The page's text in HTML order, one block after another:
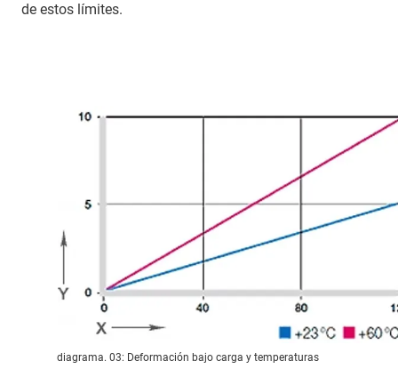
de estos límites.
diagrama. 03: Deformación bajo carga y temperaturas